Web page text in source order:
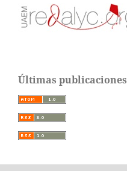
Últimas publicaciones